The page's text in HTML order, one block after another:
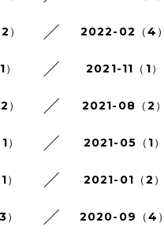
2022-02（4）
2021-11（1）
2021-08（2）
2021-05（1）
2021-01（2）
2020-09（4）